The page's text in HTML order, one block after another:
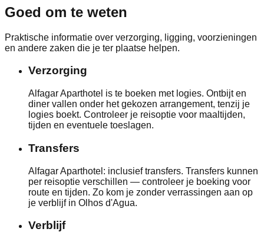
Goed om te weten
Praktische informatie over verzorging, ligging, voorzieningen
en andere zaken die je ter plaatse helpen.
Verzorging
Alfagar Aparthotel is te boeken met logies. Ontbijt en
diner vallen onder het gekozen arrangement, tenzij je
logies boekt. Controleer je reisoptie voor maaltijden,
tijden en eventuele toeslagen.
Transfers
Alfagar Aparthotel: inclusief transfers. Transfers kunnen
per reisoptie verschillen — controleer je boeking voor
route en tijden. Zo kom je zonder verrassingen aan op
je verblijf in Olhos d'Agua.
Verblijf